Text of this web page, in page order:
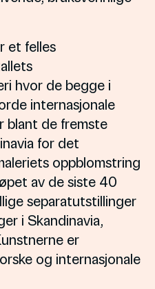
et felles
hvor de begge i
internasjonale
blant de fremste
for det
oppblomstring
av de siste 40
separatutstillinger
i Skandinavia,
er
og internasjonale